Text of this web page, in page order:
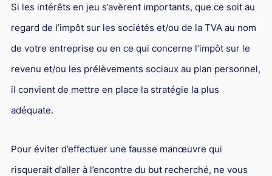
Si les intérêts en jeu s’avèrent importants, que ce soit au
regard de l’impôt sur les sociétés et/ou de la TVA au nom
de votre entreprise ou en ce qui concerne l’impôt sur le
revenu et/ou les prélèvements sociaux au plan personnel,
il convient de mettre en place la stratégie la plus
adéquate.
Pour éviter d’effectuer une fausse manœuvre qui
risquerait d’aller à l’encontre du but recherché, ne vous